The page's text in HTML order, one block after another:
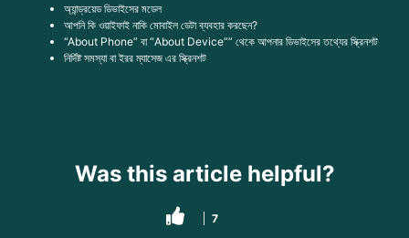
অ্যান্ড্রয়েড ডিভাইসের মডেল
আপনি কি ওয়াইফাই নাকি মোবাইল ডেটা ব্যবহার করছেন?
“About Phone” বা “About Device”” থেকে আপনার ডিভাইসের তথ্যের স্ক্রিনশট
নির্দিষ্ট সমস্যা বা ইরর ম্যাসেজ এর স্ক্রিনশট
Was this article helpful?
7